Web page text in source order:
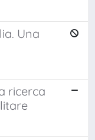
Una
ricerca